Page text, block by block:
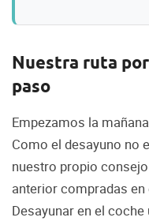
Nuestra ruta
paso
Empezamos la
Como el desayuno no
nuestro propio
anterior compradas en
Desayunar en el